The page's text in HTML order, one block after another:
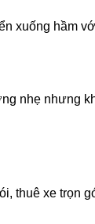
xuống hầm
nhẹ nhưng
thuê xe trọn